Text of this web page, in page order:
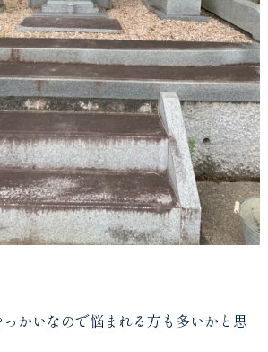
かいなので悩まれる方も多いかと思